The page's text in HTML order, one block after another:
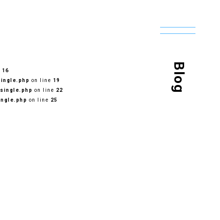
16
on line 19
on line 22
on line 25
Blog